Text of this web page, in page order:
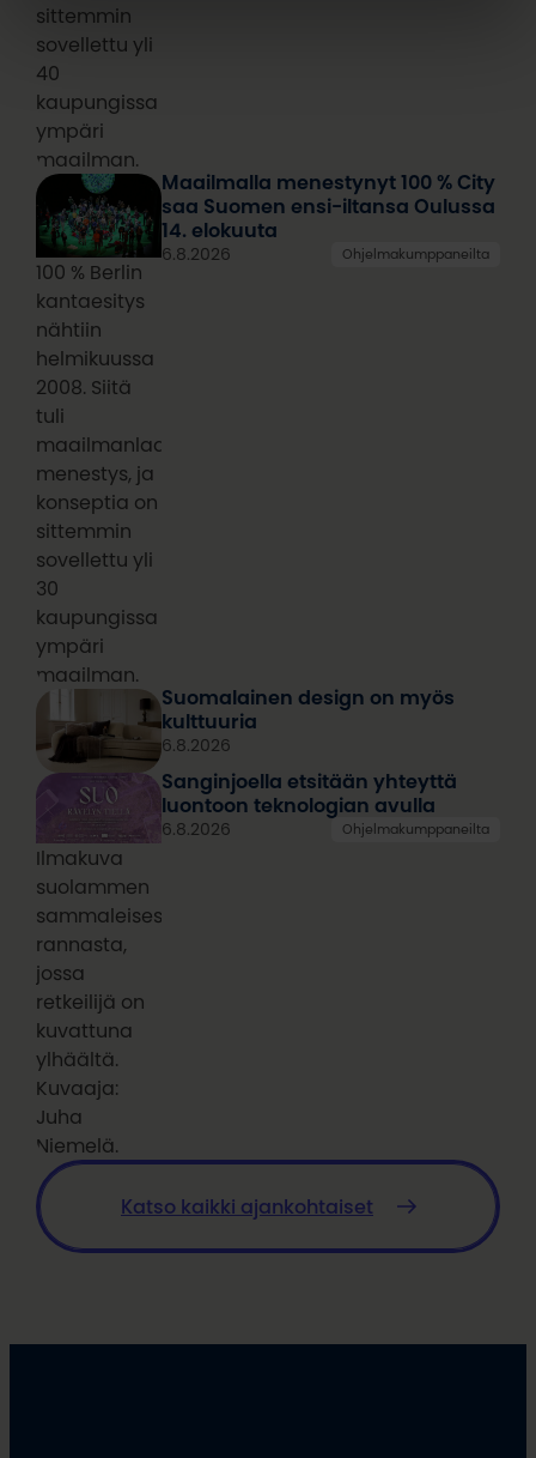
sittemmin
sovellettu yli
40
kaupungissa
ympäri
maailman.
100 % Berlin
kantaesitys
nähtiin
helmikuussa
2008. Siitä
tuli
maailmanlaajuinen
menestys, ja
konseptia on
sittemmin
sovellettu yli
30
kaupungissa
ympäri
maailman.
Maailmalla menestynyt 100 % City
saa Suomen ensi-iltansa Oulussa
14. elokuuta
6.8.2026 Ohjelmakumppaneilta
Suomalainen design on myös
kulttuuria
6.8.2026
Ilmakuva
suolammen
sammaleisesta
rannasta,
jossa
retkeilijä on
kuvattuna
ylhäältä.
Kuvaaja:
Juha
Niemelä.
Sanginjoella etsitään yhteyttä
luontoon teknologian avulla
6.8.2026 Ohjelmakumppaneilta
Katso kaikki ajankohtaiset